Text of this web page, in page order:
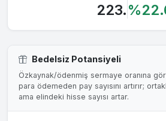
223.
Bedelsiz Potansiyeli
Özkaynak/ödenmiş sermaye oranına
para ödemeden pay sayısını artırır;
ama elindeki hisse sayısı artar.